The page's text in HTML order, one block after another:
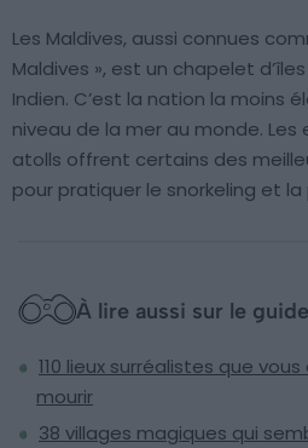
Les Maldives, aussi connues
Maldives », est un chapelet
Indien. C’est la nation la moins
niveau de la mer au monde. Les
atolls offrent certains des
pour pratiquer le snorkeling et la
À lire aussi sur le
110 lieux surréalistes que
mourir
38 villages magiques qui